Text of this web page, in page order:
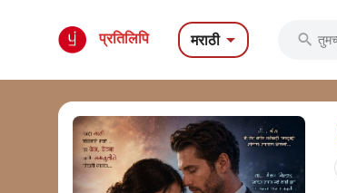
प्रतिलिपि मराठी 